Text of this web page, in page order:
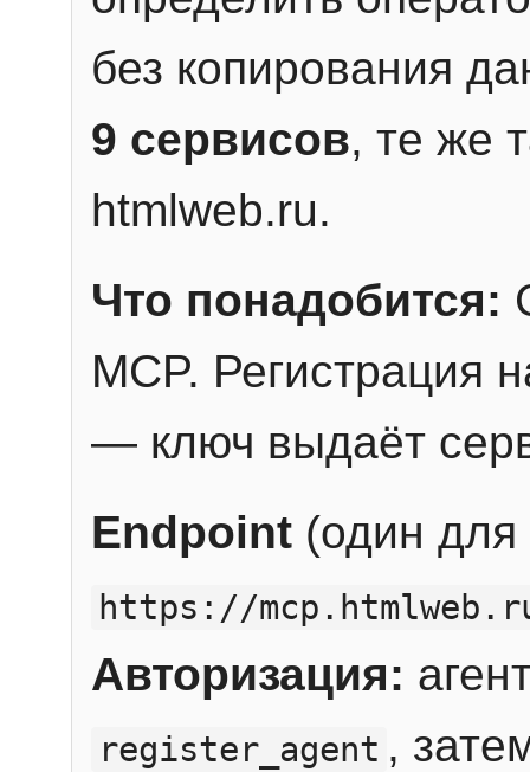
без копирования
9 сервисов, те же
htmlweb.ru.
Что понадобится:
MCP. Регистрация
— ключ выдаёт
Endpoint (один для
https://
Авторизация:
register_agent ,